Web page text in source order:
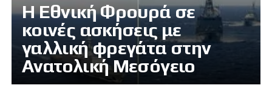
Η Εθνική Φρουρά σε
κοινές ασκήσεις με
γαλλική φρεγάτα στην
Ανατολική Μεσόγειο